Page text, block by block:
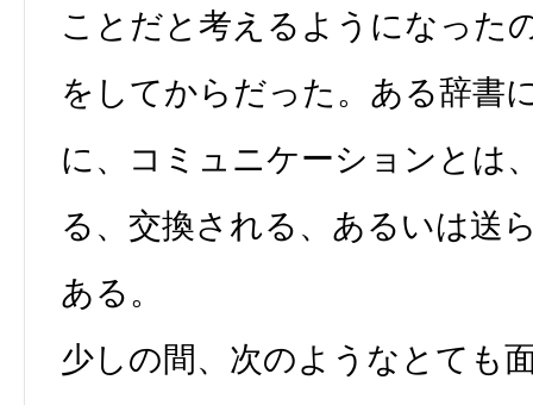
ことだと考えるようになった
をしてからだった。ある辞書
に、コミュニケーションとは
る、交換される、あるいは送
ある。
少しの間、次のようなとても